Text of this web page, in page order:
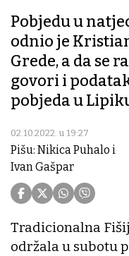
Pobjedu u
odnio je
Grede, a da se
govori i
pobjeda u
02.10.2022. u 19:27
Pišu: Nikica Puhalo i
Ivan Gašpar
Tradicionalna
održala u subotu